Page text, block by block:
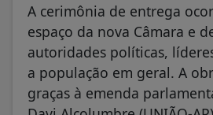
A cerimônia de entrega
espaço da nova Câmara e
autoridades políticas,
a população em geral. A
graças à emenda